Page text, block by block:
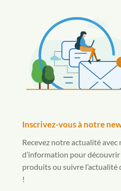
Inscrivez-vous à notre
Recevez notre actualité
d’information pour
produits ou suivre
!